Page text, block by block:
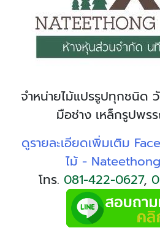
จำหน่ายไม้แปรรูปทุกชนิด
มือช่าง เหล็กรูปพร
ดูรายละเอียดเพิ่มเติม
ไม้ -
โทร. 081-422-0627,